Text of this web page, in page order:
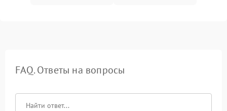
FAQ. Ответы на вопросы